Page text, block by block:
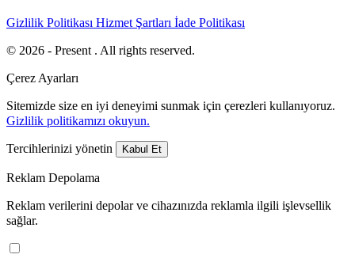
Gizlilik Politikası Hizmet Şartları İade Politikası
© 2026 - Present . All rights reserved.
Çerez Ayarları
Sitemizde size en iyi deneyimi sunmak için çerezleri kullanıyoruz.
Gizlilik politikamızı okuyun.
Tercihlerinizi yönetin Kabul Et
Reklam Depolama
Reklam verilerini depolar ve cihazınızda reklamla ilgili işlevsellik
sağlar.